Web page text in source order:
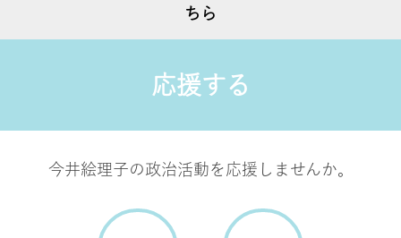
ちら
応援する
今井絵理子の政治活動を応援しませんか。